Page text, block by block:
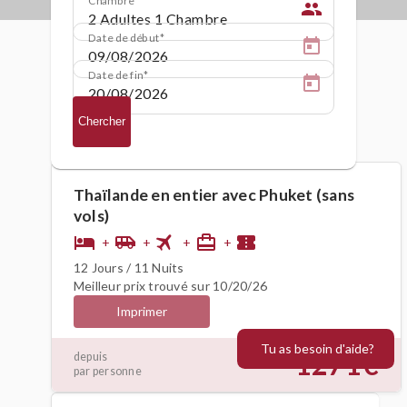
people
Date de début
Date de fin
Chercher
Thaïlande en entier avec Phuket (sans
vols)
hotel + airport_shuttle + flight + card_travel + confirmation_number
12 Jours / 11 Nuits
Meilleur prix trouvé sur 10/20/26
Imprimer
depuis
par personne
1271€
Tu as besoin d'aide?